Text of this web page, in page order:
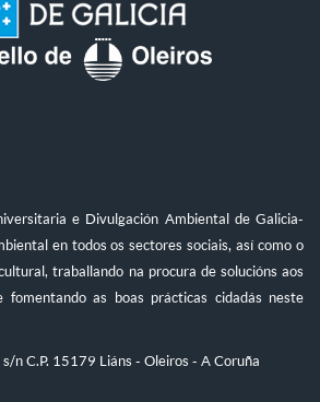
e Divulgación Ambiental de Galicia-
en todos os sectores sociais, así como o
traballando na procura de solucións aos
fomentando as boas prácticas cidadás neste
n C.P. 15179 Liáns - Oleiros - A Coruña